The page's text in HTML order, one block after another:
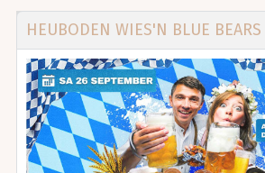
HEUBODEN WIES'N BLUE